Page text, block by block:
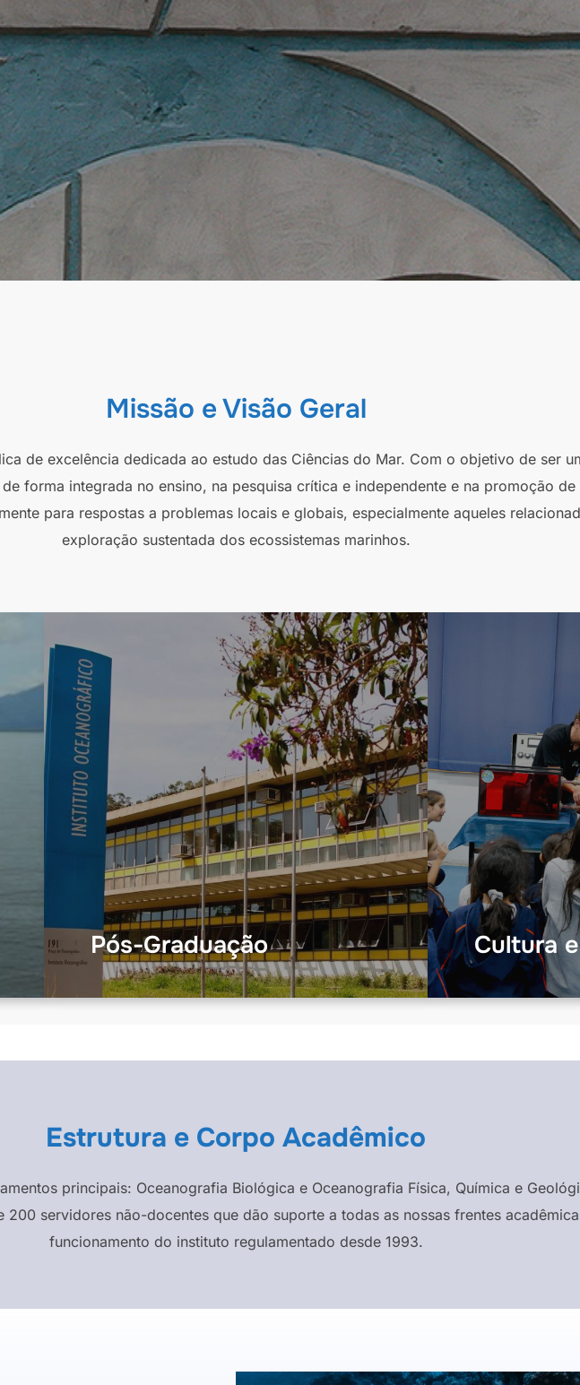
Missão e Visão Geral
de excelência dedicada ao estudo das Ciências do Mar. Com o objetivo de ser
forma integrada no ensino, na pesquisa crítica e independente e na promoção
para respostas a problemas locais e globais, especialmente aqueles
exploração sustentada dos ecossistemas marinhos.
Pós-Graduação Cultura
Estrutura e Corpo Acadêmico
principais: Oceanografia Biológica e Oceanografia Física, Química e
servidores não-docentes que dão suporte a todas as nossas frentes
funcionamento do instituto regulamentado desde 1993.